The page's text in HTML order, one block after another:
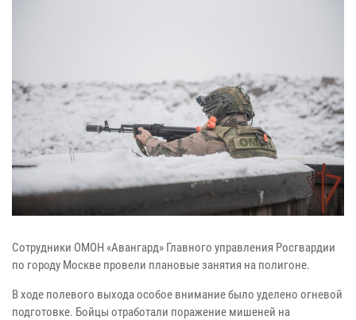
Сотрудники ОМОН «Авангард» Главного управления Росгвардии
по городу Москве провели плановые занятия на полигоне.
В ходе полевого выхода особое внимание было уделено огневой
подготовке. Бойцы отработали поражение мишеней на